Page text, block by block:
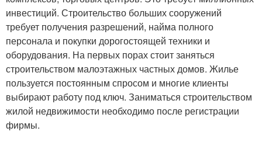
инвестиций. Строительство больших сооружений
требует получения разрешений, найма полного
персонала и покупки дорогостоящей техники и
оборудования. На первых порах стоит заняться
строительством малоэтажных частных домов. Жилье
пользуется постоянным спросом и многие клиенты
выбирают работу под ключ. Заниматься строительством
жилой недвижимости необходимо после регистрации
фирмы.